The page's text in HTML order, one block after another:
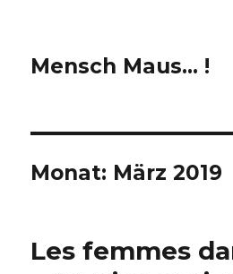
Mensch Maus… !
Monat: März 2019
Les femmes